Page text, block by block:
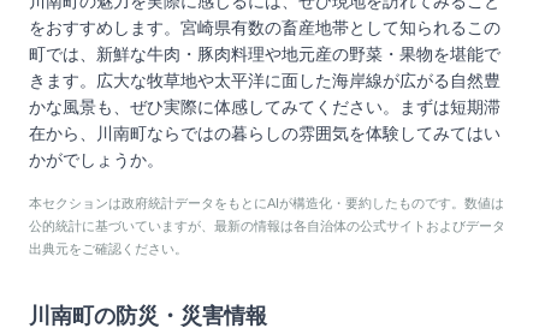
をおすすめします。宮崎県有数の畜産地帯として知られるこの
町では、新鮮な牛肉・豚肉料理や地元産の野菜・果物を堪能で
きます。広大な牧草地や太平洋に面した海岸線が広がる自然豊
かな風景も、ぜひ実際に体感してみてください。まずは短期滞
在から、川南町ならではの暮らしの雰囲気を体験してみてはい
かがでしょうか。
本セクションは政府統計データをもとにAIが構造化・要約したものです。数値は
公的統計に基づいていますが、最新の情報は各自治体の公式サイトおよびデータ
出典元をご確認ください。
川南町 の防災・災害情報